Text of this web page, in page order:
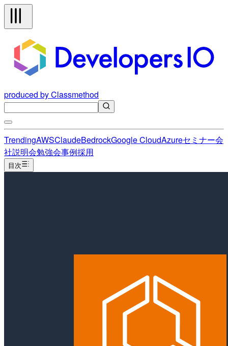
produced by Classmethod
TrendingAWSClaudeBedrockGoogle CloudAzureセミナー会
社説明会勉強会事例採用
目次